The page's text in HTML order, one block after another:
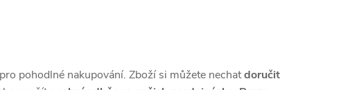
pohodlné nakupování. Zboží si můžete nechatdoručit